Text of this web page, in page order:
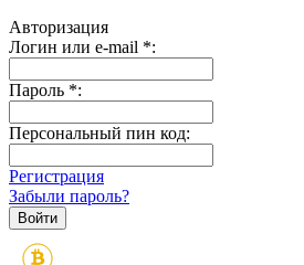
Авторизация
Логин или e-mail *:
Пароль *:
Персональный пин код:
Регистрация
Забыли пароль?